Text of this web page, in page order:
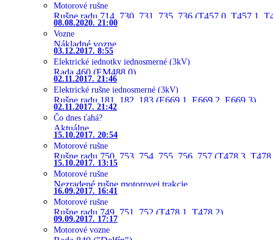
Motorové rušne
Rušne radu 714, 730, 731, 735, 736 (T457.0, T457.1,
08.08.2020. 21:00
Vozne
Nákladné vozne
03.12.2017. 8:55
Elektrické jednotky jednosmerné (3kV)
Rada 460 (EM488.0)
02.11.2017. 21:46
Elektrické rušne jednosmerné (3kV)
Rušne radu 181, 182, 183 (E669.1, E669.2, E669.3)
02.11.2017. 21:42
Čo dnes ťahá?
Aktuálne
15.10.2017. 20:54
Motorové rušne
Rušne radu 750, 753, 754, 755, 756, 757 (T478.3,
15.10.2017. 13:15
Motorové rušne
Nezradené rušne motorovej trakcie
16.09.2017. 16:41
Motorové rušne
Rušne radu 749, 751, 752 (T478.1, T478.2)
09.09.2017. 17:17
Motorové vozne